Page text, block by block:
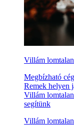
Villám
Megbízható
Remek helyen
Villám
segítünk
Villám